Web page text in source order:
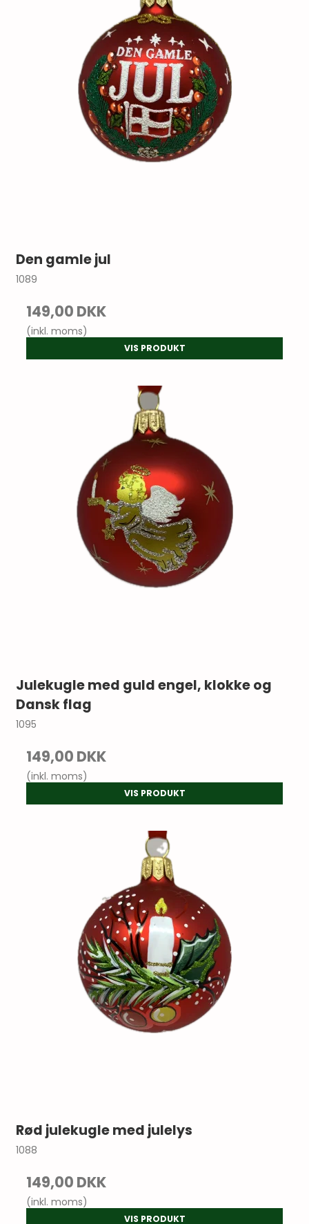
Den gamle jul
1089
149,00 DKK
(inkl. moms)
VIS PRODUKT
Julekugle med guld engel, klokke og
Dansk flag
1095
149,00 DKK
(inkl. moms)
VIS PRODUKT
Rød julekugle med julelys
1088
149,00 DKK
(inkl. moms)
VIS PRODUKT